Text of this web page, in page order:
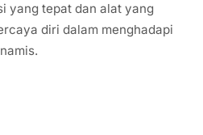
yang tepat dan alat yang
diri dalam menghadapi